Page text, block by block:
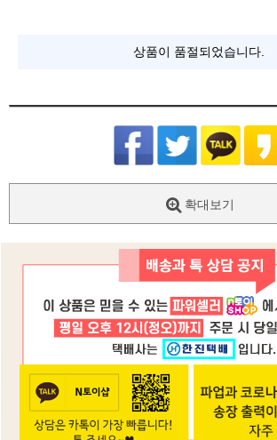
상품이 품절되었습니다.
확대보기